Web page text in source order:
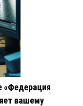
«Федерация
вашему